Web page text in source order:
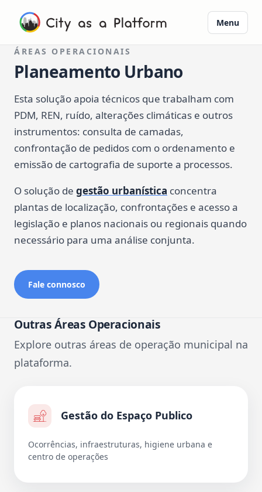
Menu
ÁREAS OPERACIONAIS
Planeamento Urbano
Esta solução apoia técnicos que trabalham com
PDM, REN, ruído, alterações climáticas e outros
instrumentos: consulta de camadas,
confrontação de pedidos com o ordenamento e
emissão de cartografia de suporte a processos.
O solução de gestão urbanística concentra
plantas de localização, confrontações e acesso a
legislação e planos nacionais ou regionais quando
necessário para uma análise conjunta.
Fale connosco
Outras Áreas Operacionais
Explore outras áreas de operação municipal na
plataforma.
Gestão do Espaço Publico
Ocorrências, infraestruturas, higiene urbana e
centro de operações